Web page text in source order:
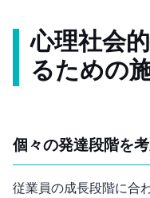
心理社会
るための
個々の発達段階を
従業員の成長段階に合